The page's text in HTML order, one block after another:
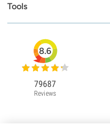
Tools
8.6
79687
Reviews